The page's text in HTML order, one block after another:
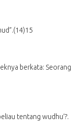
berkata: Seorang
tentang wudhu’?.